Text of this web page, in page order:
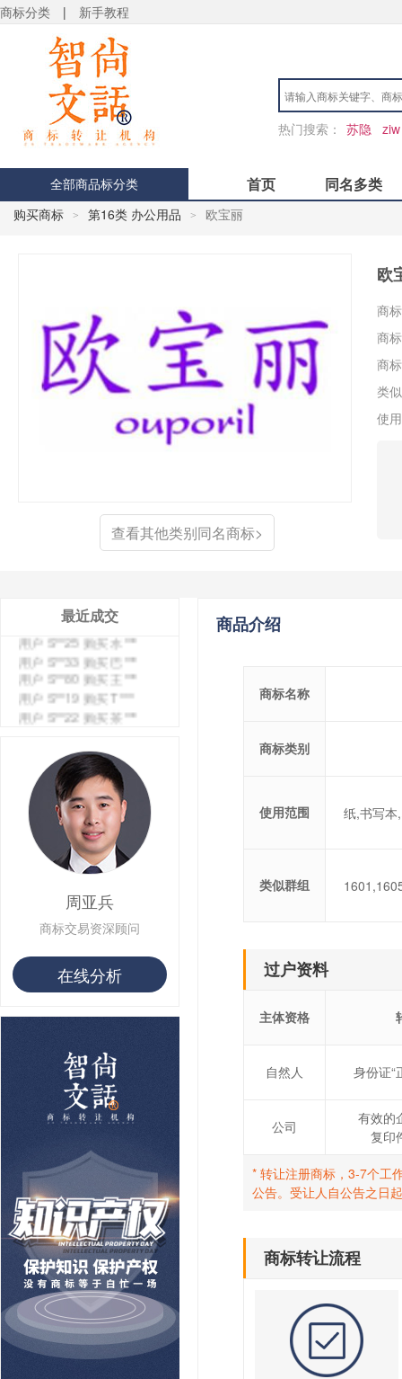
商标分类 | 新手教程
热门搜索： 苏隐 ziw
全部商品标分类 首页 同名多类
购买商标 > 第16类 办公用品 > 欧宝丽
查看其他类别同名商标>
欧
商
商
商
类
使
最近成交
用户 S**4 购买 天***
用户 S**6 购买 七***
用户 S**0 购买 冠***
用户 S**4 购买 朴***
用户 S**5 购买 云***
用户 S**9 购买 停***
用户 S**0 购买 V***
用户 S**1 购买 皇***
用户 S**8 购买 专***
用户 S**14 购买 宅***
用户 S**26 购买 图***
用户 S**10 购买 侯***
用户 S**25 购买 水***
用户 S**33 购买 巴***
用户 S**80 购买 王***
用户 S**19 购买 T***
用户 S**22 购买 茶***
用户 S**68 购买 俏***
周亚兵
商标交易资深顾问
在线分析
商品介绍
商标名称
商标类别
使用范围 纸,书写本
类似群组
过户资料
主体资格
自然人 身份证“
公司
有效的
复印
* 转让注册商标，3-7个工
公告。受让人自公告之日
商标转让流程